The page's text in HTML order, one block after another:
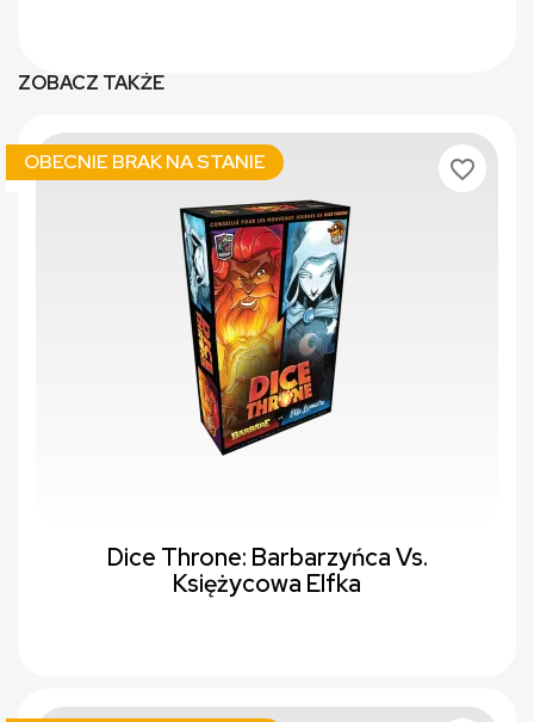
ZOBACZ TAKŻE
Dice Throne: Barbarzyńca Vs.
Księżycowa Elfka
OBECNIE BRAK NA STANIE favorite_border